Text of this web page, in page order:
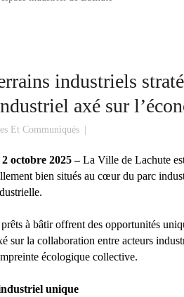
industriels
axé sur
Et Communiqués
octobre 2025 –La Ville de Lachute
bien situés au cœur du parc
à bâtir offrent des opportunités
sur la collaboration entre acteurs
écologique collective.
unique